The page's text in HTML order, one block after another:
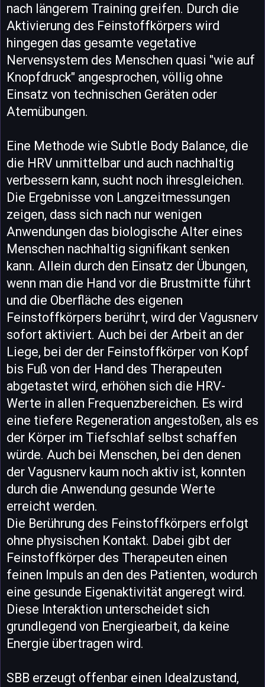
nach längerem Training greifen. Durch die
Aktivierung des Feinstoffkörpers wird
hingegen das gesamte vegetative
Nervensystem des Menschen quasi "wie auf
Knopfdruck" angesprochen, völlig ohne
Einsatz von technischen Geräten oder
Atemübungen.
Eine Methode wie Subtle Body Balance, die
die HRV unmittelbar und auch nachhaltig
verbessern kann, sucht noch ihresgleichen.
Die Ergebnisse von Langzeitmessungen
zeigen, dass sich nach nur wenigen
Anwendungen das biologische Alter eines
Menschen nachhaltig signifikant senken
kann. Allein durch den Einsatz der Übungen,
wenn man die Hand vor die Brustmitte führt
und die Oberfläche des eigenen
Feinstoffkörpers berührt, wird der Vagusnerv
sofort aktiviert. Auch bei der Arbeit an der
Liege, bei der der Feinstoffkörper von Kopf
bis Fuß von der Hand des Therapeuten
abgetastet wird, erhöhen sich die HRV-
Werte in allen Frequenzbereichen. Es wird
eine tiefere Regeneration angestoßen, als es
der Körper im Tiefschlaf selbst schaffen
würde. Auch bei Menschen, bei den denen
der Vagusnerv kaum noch aktiv ist, konnten
durch die Anwendung gesunde Werte
erreicht werden.
Die Berührung des Feinstoffkörpers erfolgt
ohne physischen Kontakt. Dabei gibt der
Feinstoffkörper des Therapeuten einen
feinen Impuls an den des Patienten, wodurch
eine gesunde Eigenaktivität angeregt wird.
Diese Interaktion unterscheidet sich
grundlegend von Energiearbeit, da keine
Energie übertragen wird.
SBB erzeugt offenbar einen Idealzustand,